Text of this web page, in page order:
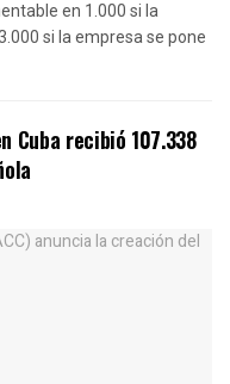
en 1.000 si la
si la empresa se pone
Cuba recibió 107.338